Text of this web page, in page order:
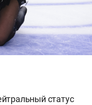
статус